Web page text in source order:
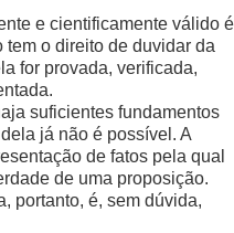
e cientificamente válido é
o direito de duvidar da
for provada, verificada,
suficientes fundamentos
já não é possível. A
de fatos pela qual
de uma proposição.
portanto, é, sem dúvida,